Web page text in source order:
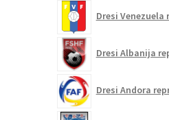
Dresi Venezuela
Dresi Albanija
Dresi Andora